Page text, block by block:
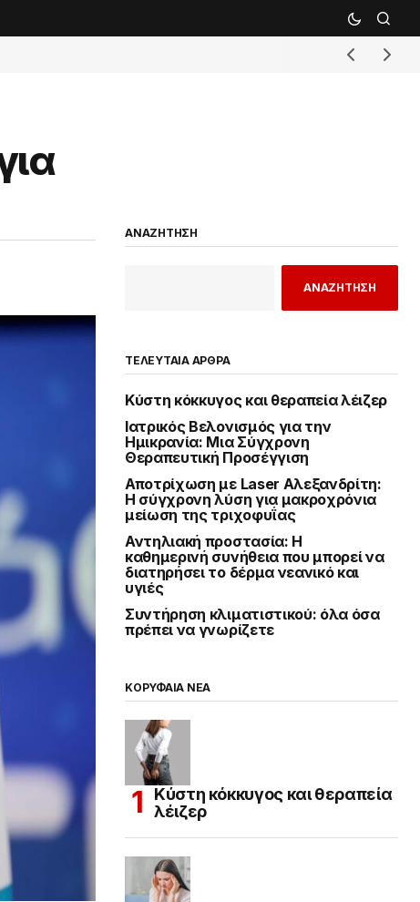
ΑΝΑΖΗΤΗΣΗ
ΑΝΑΖΗΤΗΣΗ
ΤΕΛΕΥΤΑΙΑ ΑΡΘΡΑ
Κύστη κόκκυγος και θεραπεία λέιζερ
Ιατρικός Βελονισμός για την
Ημικρανία: Μια Σύγχρονη
Θεραπευτική Προσέγγιση
Αποτρίχωση με Laser Αλεξανδρίτη:
Η σύγχρονη λύση για μακροχρόνια
μείωση της τριχοφυΐας
Αντηλιακή προστασία: Η
καθημερινή συνήθεια που μπορεί να
διατηρήσει το δέρμα νεανικό και
υγιές
Συντήρηση κλιματιστικού: όλα όσα
πρέπει να γνωρίζετε
ΚΟΡΥΦΑΙΑ ΝΕΑ
Κύστη κόκκυγος και θεραπεία
λέιζερ